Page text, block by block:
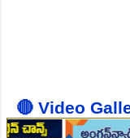
🔴 Video